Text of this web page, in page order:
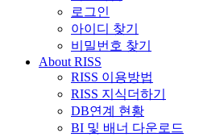
로그인
아이디 찾기
비밀번호 찾기
About RISS
RISS 이용방법
RISS 지식더하기
DB연계 현황
BI 및 배너 다운로드